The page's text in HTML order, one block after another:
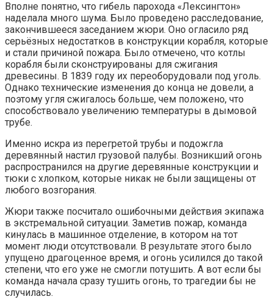
Вполне понятно, что гибель парохода «Лексингтон»
наделала много шума. Было проведено расследование,
закончившееся заседанием жюри. Оно огласило ряд
серьёзных недостатков в конструкции корабля, которые
и стали причиной пожара. Было отмечено, что котлы
корабля были сконструированы для сжигания
древесины. В 1839 году их переоборудовали под уголь.
Однако технические изменения до конца не довели, а
поэтому угля сжигалось больше, чем положено, что
способствовало увеличению температуры в дымовой
трубе.
Именно искра из перегретой трубы и подожгла
деревянный настил грузовой палубы. Возникший огонь
распространился на другие деревянные конструкции и
тюки с хлопком, которые никак не были защищены от
любого возгорания.
Жюри также посчитало ошибочными действия экипажа
в экстремальной ситуации. Заметив пожар, команда
кинулась в машинное отделение, в котором на тот
момент люди отсутствовали. В результате этого было
упущено драгоценное время, и огонь усилился до такой
степени, что его уже не смогли потушить. А вот если бы
команда начала сразу тушить огонь, то трагедии бы не
случилась.